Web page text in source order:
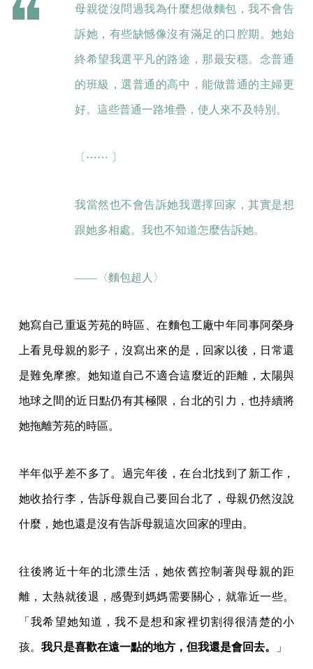
母親從沒問過我為什麼想做麵包，我不會告
訴她，有些缺憾像沒有滿足的口腔期。她始
終希望我選平凡的路途，那最安穩。念普通
的班級，選普通的高中，能做普通的主婦更
好。這些普通一路堆疊，使人來不及特別。
〔⋯⋯ 〕
我當然也不會告訴她我選擇回家，其實是想
跟她多相處。我也不知道怎麼告訴她。
——〈麵包超人〉
她寫自己重返芳苑的時區、在麵包工廠中年同事阿榮身
上看見母親的影子，沒寫出來的是，回家以後，日常還
是難免摩擦。她知道自己不適合這麼近的距離，太陽與
地球之間的近日點仍有其極限，台北的引力，也持續將
她拖離芳苑的時區。
半年似乎差不多了。過完年後，在台北找到了新工作，
她收拾行李，告訴母親自己要回台北了，母親仍然沒說
什麼，她也還是沒有告訴母親這次回家的理由。
往後將近十年的北漂生活，她依舊控制著與母親的距
離，太熱就後退，感覺到媽媽需要關心，就靠近一些。
「我希望她知道，我不是想和家裡切割得很清楚的小
孩。 我只是喜歡在遠一點的地方，但我還是會回去。 」